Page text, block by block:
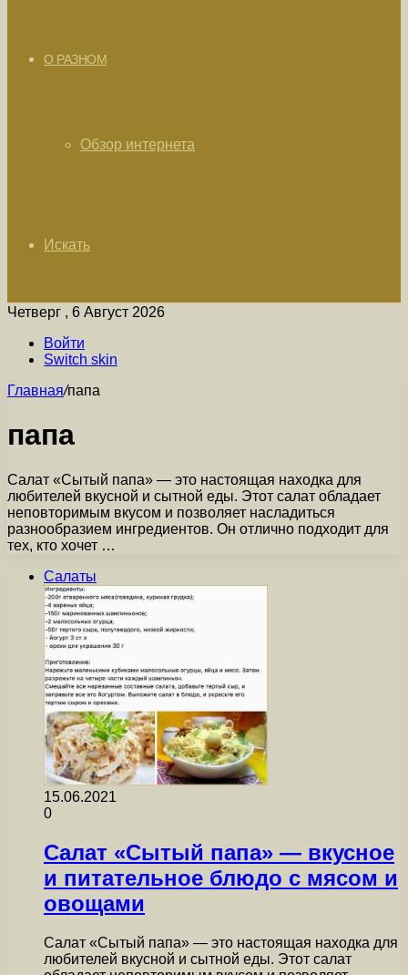
О РАЗНОМ
Обзор интернета
Искать
Четверг , 6 Август 2026
Войти
Switch skin
Главная/папа
папа
Салат «Сытый папа» — это настоящая находка для
любителей вкусной и сытной еды. Этот салат обладает
неповторимым вкусом и позволяет насладиться
разнообразием ингредиентов. Он отлично подходит для
тех, кто хочет …
Салаты
15.06.2021
0
Салат «Сытый папа» — вкусное
и питательное блюдо с мясом и
овощами
Салат «Сытый папа» — это настоящая находка для
любителей вкусной и сытной еды. Этот салат